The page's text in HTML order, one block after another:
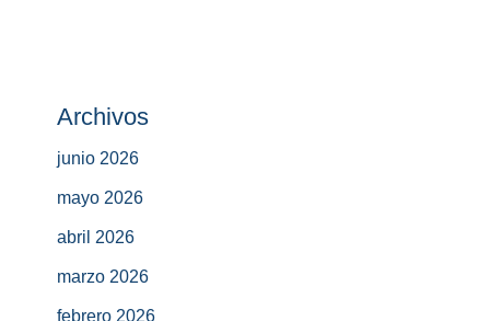
Archivos
junio 2026
mayo 2026
abril 2026
marzo 2026
febrero 2026